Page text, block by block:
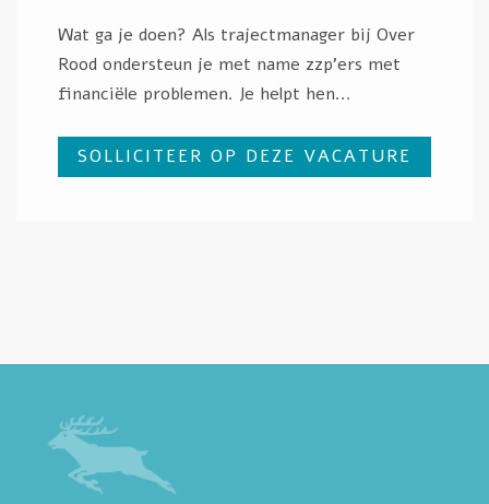
Wat ga je doen? Als trajectmanager bij Over
Rood ondersteun je met name zzp’ers met
financiële problemen. Je helpt hen...
SOLLICITEER OP DEZE VACATURE